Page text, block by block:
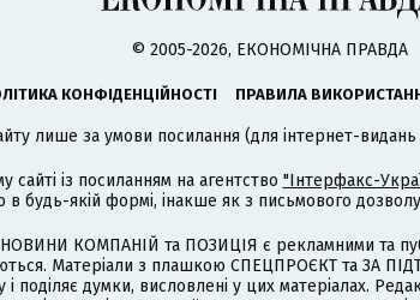
© 2005-2026, ЕКОНОМІЧНА ПРАВДА
КОНФІДЕНЦІЙНОСТІ ПРАВИЛА
лише за умови посилання (для інтернет-
сайті із посиланням на агентство "Інтерфакс-
будь-якій формі, інакше як з письмового
НОВИНИ КОМПАНІЙ та ПОЗИЦІЯ є рекламними та
Матеріали з плашкою СПЕЦПРОЄКТ та ЗА
поділяє думки, висловлені у цих матеріалах.